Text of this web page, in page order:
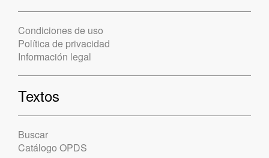
Condiciones de uso
Política de privacidad
Información legal
Textos
Buscar
Catálogo OPDS